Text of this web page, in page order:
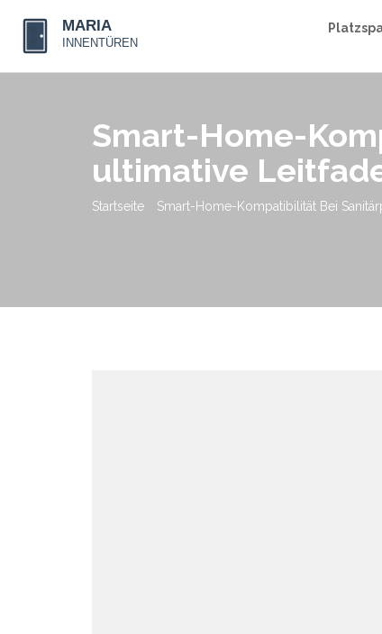
Smart-Home-
ultimative
Startseite Smart-Home-Kompatibilität Bei